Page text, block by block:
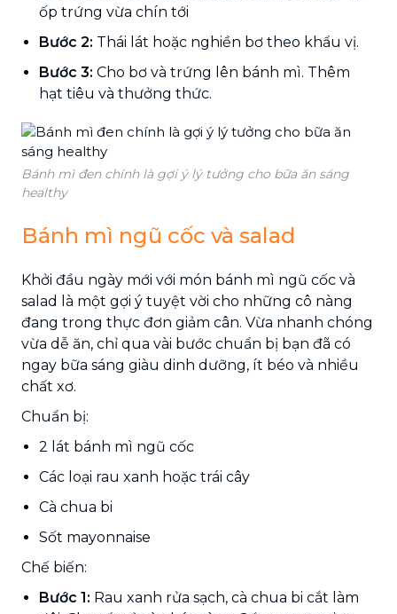
ốp trứng vừa chín tới
Bước 2: Thái lát hoặc nghiền bơ theo khẩu vị.
Bước 3: Cho bơ và trứng lên bánh mì. Thêm
hạt tiêu và thưởng thức.
Bánh mì đen chính là gợi ý lý tưởng cho bữa ăn sáng
healthy
Bánh mì ngũ cốc và salad
Khởi đầu ngày mới với món bánh mì ngũ cốc và
salad là một gợi ý tuyệt vời cho những cô nàng
đang trong thực đơn giảm cân. Vừa nhanh chóng
vừa dễ ăn, chỉ qua vài bước chuẩn bị bạn đã có
ngay bữa sáng giàu dinh dưỡng, ít béo và nhiều
chất xơ.
Chuẩn bị:
2 lát bánh mì ngũ cốc
Các loại rau xanh hoặc trái cây
Cà chua bi
Sốt mayonnaise
Chế biến:
Bước 1: Rau xanh rửa sạch, cà chua bi cắt làm